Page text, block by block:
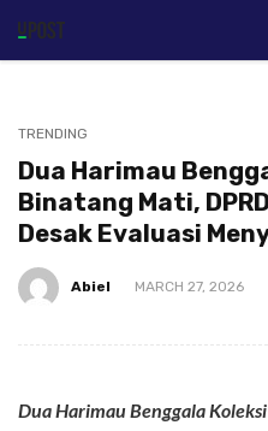
TRENDING
Dua Harimau
Binatang Mati,
Desak Evaluasi
Abiel MARCH 27, 2026
Dua Harimau Benggala